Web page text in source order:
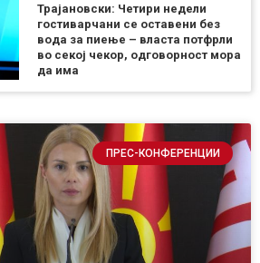
Трајановски: Четири недели
гостиварчани се оставени без
вода за пиење – власта потфрли
во секој чекор, одговорност мора
да има
ПРЕС-КОНФЕРЕНЦИИ